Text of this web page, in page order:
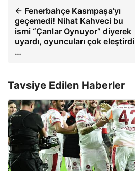
← Fenerbahçe Kasmpaşa’yı
geçemedi! Nihat Kahveci bu
ismi “Çanlar Oynuyor” diyerek
uyardı, oyuncuları çok eleştirdi
…
Tavsiye Edilen Haberler